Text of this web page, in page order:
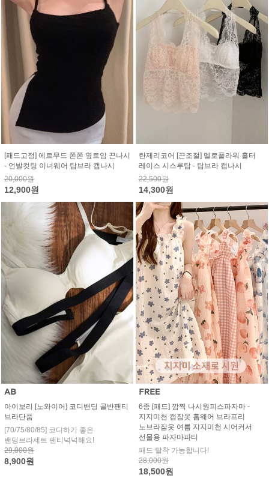
[패드고정] 에르무드 쫀쫀 옆트임 끈나시
- 언발컷팅 이너웨어 탑브라 캡나시
20,000원
12,900원
란제리코어 [끈조절] 멜로플라워 홀터
레이스 시스루탑 - 탑브라 캡나시
22,500원
14,300원
아이보리 [노와이어] 코디밴딩 골반팬티
브라단품
[70/75/80/85] 코디하기 좋은
밴딩브라세트 팬티넉넉해요!
29,000원
8,900원
6종 [패드] 깜찍 나시원피스파자마 -
지지미천 캡잠옷 홈웨어 브라프리
노브라잠옷 여름 지지미천 시어커서
선물용 파자마파티
패드 탈착 가능합니다!
28,000원
18,500원